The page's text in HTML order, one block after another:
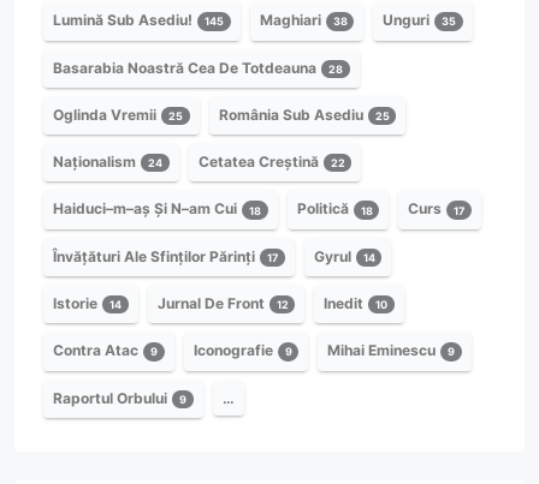
Lumină Sub Asediu! 145 Maghiari 38 Unguri 35
Basarabia Noastră Cea De Totdeauna 28
Oglinda Vremii 25 România Sub Asediu 25
Naționalism 24 Cetatea Creștină 22
Haiduci–m–aș Și N–am Cui 18 Politică 18 Curs 17
Învățături Ale Sfinților Părinți 17 Gyrul 14
Istorie 14 Jurnal De Front 12 Inedit 10
Contra Atac 9 Iconografie 9 Mihai Eminescu 9
Raportul Orbului 9 …